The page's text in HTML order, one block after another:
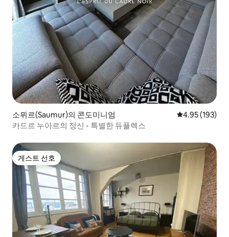
소뮈르(Saumur)의 콘도미니엄 평점 4.95점(5
4.95 (193)
카드르 누아르의 정신 - 특별한 듀플렉스
게스트 선호
게스트 선호